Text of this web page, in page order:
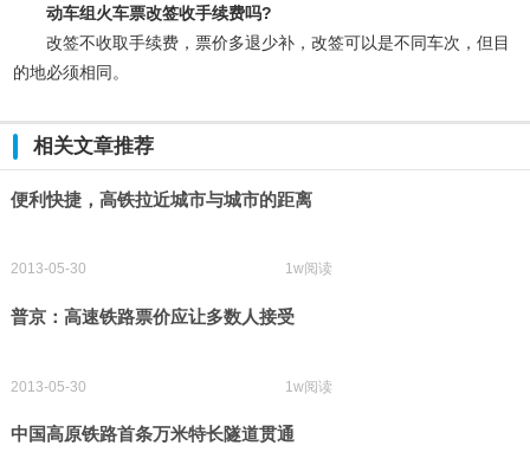
动车组火车票改签收手续费吗?
改签不收取手续费，票价多退少补，改签可以是不同车次，但目
的地必须相同。
相关文章推荐
便利快捷，高铁拉近城市与城市的距离
2013-05-30 1w阅读
普京：高速铁路票价应让多数人接受
2013-05-30 1w阅读
中国高原铁路首条万米特长隧道贯通